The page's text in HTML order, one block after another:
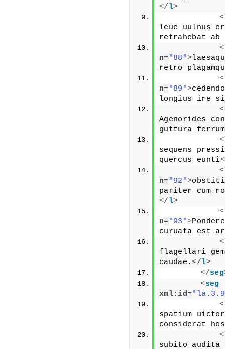
</l>
<
leue uulnus
retrahebat
<
n="88">
retro
<
n="89">
longius ire
<
Agenorides
guttura ferrum
<
sequens
quercus eunti
<
n="92">
pariter cum
</l>
<
n="93">
curuata est
<
flagellari
caudae.</l>
</seg
<seg
xml:id=
<
spatium
considerat
<
subito audita